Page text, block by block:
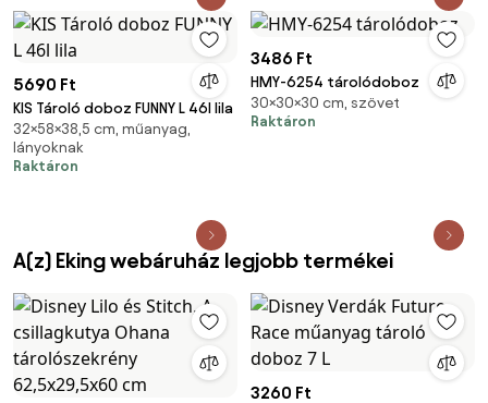
5690 Ft
KIS Tároló doboz FUNNY L 46l lila
32×58×38,5 cm, műanyag,
lányoknak
Raktáron
3486 Ft
HMY-6254 tárolódoboz
30×30×30 cm, szövet
Raktáron
A(z) Eking webáruház legjobb termékei
3260 Ft